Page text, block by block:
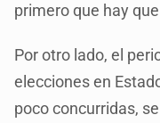
primero que hay
Por otro lado, el
elecciones en
poco concurridas,